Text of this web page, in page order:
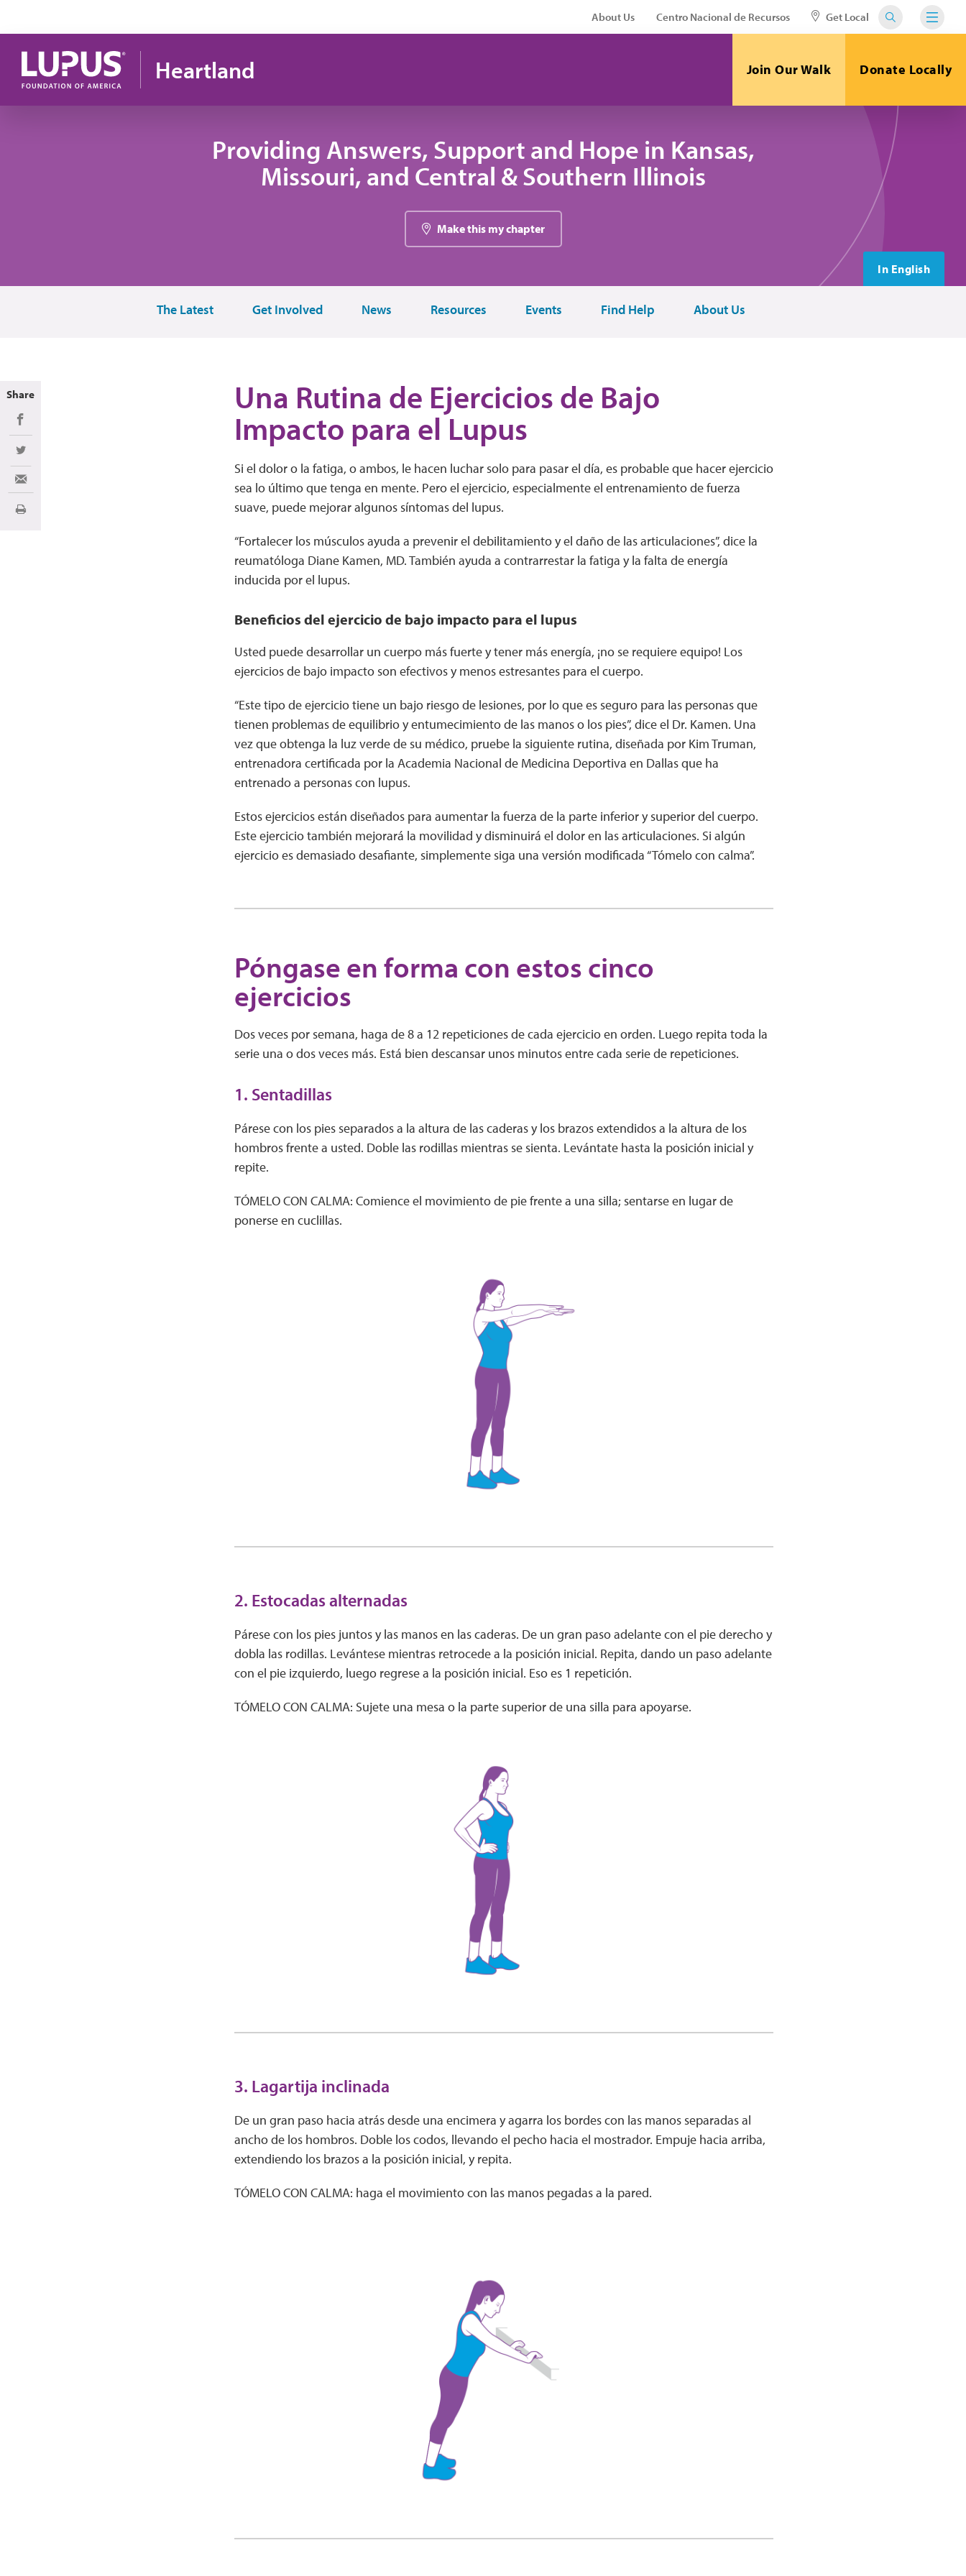
About Us Centro Nacional de Recursos Get Local
Heartland Join Our Walk Donate Locally
Providing Answers, Support and Hope in Kansas,
Missouri, and Central & Southern Illinois
Make this my chapter
In English
The Latest Get Involved News Resources Events Find Help About Us
Una Rutina de Ejercicios de Bajo
Impacto para el Lupus
Si el dolor o la fatiga, o ambos, le hacen luchar solo para pasar el día, es probable que hacer ejercicio
sea lo último que tenga en mente. Pero el ejercicio, especialmente el entrenamiento de fuerza
suave, puede mejorar algunos síntomas del lupus.
“Fortalecer los músculos ayuda a prevenir el debilitamiento y el daño de las articulaciones”, dice la
reumatóloga Diane Kamen, MD. También ayuda a contrarrestar la fatiga y la falta de energía
inducida por el lupus.
Beneficios del ejercicio de bajo impacto para el lupus
Usted puede desarrollar un cuerpo más fuerte y tener más energía, ¡no se requiere equipo! Los
ejercicios de bajo impacto son efectivos y menos estresantes para el cuerpo.
“Este tipo de ejercicio tiene un bajo riesgo de lesiones, por lo que es seguro para las personas que
tienen problemas de equilibrio y entumecimiento de las manos o los pies”, dice el Dr. Kamen. Una
vez que obtenga la luz verde de su médico, pruebe la siguiente rutina, diseñada por Kim Truman,
entrenadora certificada por la Academia Nacional de Medicina Deportiva en Dallas que ha
entrenado a personas con lupus.
Estos ejercicios están diseñados para aumentar la fuerza de la parte inferior y superior del cuerpo.
Este ejercicio también mejorará la movilidad y disminuirá el dolor en las articulaciones. Si algún
ejercicio es demasiado desafiante, simplemente siga una versión modificada “Tómelo con calma”.
Póngase en forma con estos cinco
ejercicios
Dos veces por semana, haga de 8 a 12 repeticiones de cada ejercicio en orden. Luego repita toda la
serie una o dos veces más. Está bien descansar unos minutos entre cada serie de repeticiones.
1. Sentadillas
Párese con los pies separados a la altura de las caderas y los brazos extendidos a la altura de los
hombros frente a usted. Doble las rodillas mientras se sienta. Levántate hasta la posición inicial y
repite.
TÓMELO CON CALMA: Comience el movimiento de pie frente a una silla; sentarse en lugar de
ponerse en cuclillas.
2. Estocadas alternadas
Párese con los pies juntos y las manos en las caderas. De un gran paso adelante con el pie derecho y
dobla las rodillas. Levántese mientras retrocede a la posición inicial. Repita, dando un paso adelante
con el pie izquierdo, luego regrese a la posición inicial. Eso es 1 repetición.
TÓMELO CON CALMA: Sujete una mesa o la parte superior de una silla para apoyarse.
3. Lagartija inclinada
De un gran paso hacia atrás desde una encimera y agarra los bordes con las manos separadas al
ancho de los hombros. Doble los codos, llevando el pecho hacia el mostrador. Empuje hacia arriba,
extendiendo los brazos a la posición inicial, y repita.
TÓMELO CON CALMA: haga el movimiento con las manos pegadas a la pared.
Share
Share on Facebook
Share on Twitter
Share via Email
Imprimir